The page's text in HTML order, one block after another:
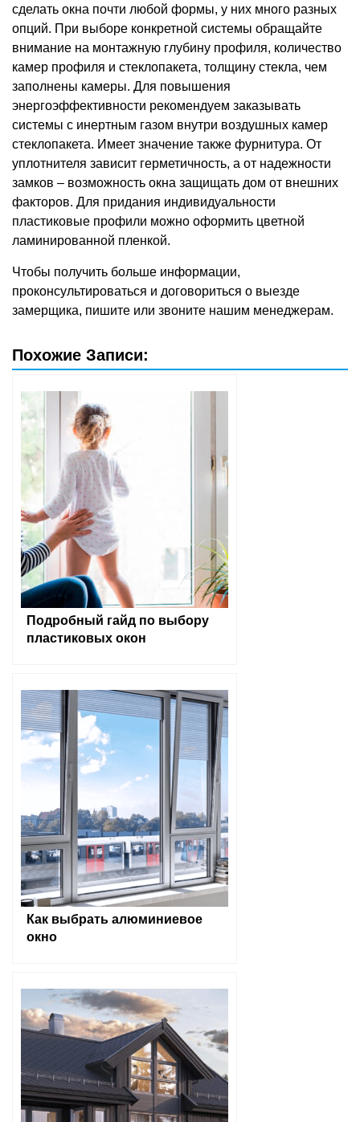
сделать окна почти любой формы, у них много разных
опций. При выборе конкретной системы обращайте
внимание на монтажную глубину профиля, количество
камер профиля и стеклопакета, толщину стекла, чем
заполнены камеры. Для повышения
энергоэффективности рекомендуем заказывать
системы с инертным газом внутри воздушных камер
стеклопакета. Имеет значение также фурнитура. От
уплотнителя зависит герметичность, а от надежности
замков – возможность окна защищать дом от внешних
факторов. Для придания индивидуальности
пластиковые профили можно оформить цветной
ламинированной пленкой.
Чтобы получить больше информации,
проконсультироваться и договориться о выезде
замерщика, пишите или звоните нашим менеджерам.
Похожие Записи:
Подробный гайд по выбору
пластиковых окон
Как выбрать алюминиевое
окно